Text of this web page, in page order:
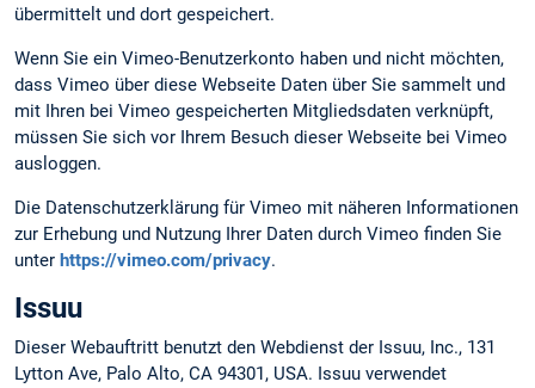
übermittelt und dort gespeichert.
Wenn Sie ein Vimeo-Benutzerkonto haben und nicht möchten,
dass Vimeo über diese Webseite Daten über Sie sammelt und
mit Ihren bei Vimeo gespeicherten Mitgliedsdaten verknüpft,
müssen Sie sich vor Ihrem Besuch dieser Webseite bei Vimeo
ausloggen.
Die Datenschutzerklärung für Vimeo mit näheren Informationen
zur Erhebung und Nutzung Ihrer Daten durch Vimeo finden Sie
unter https://vimeo.com/privacy.
Issuu
Dieser Webauftritt benutzt den Webdienst der Issuu, Inc., 131
Lytton Ave, Palo Alto, CA 94301, USA. Issuu verwendet